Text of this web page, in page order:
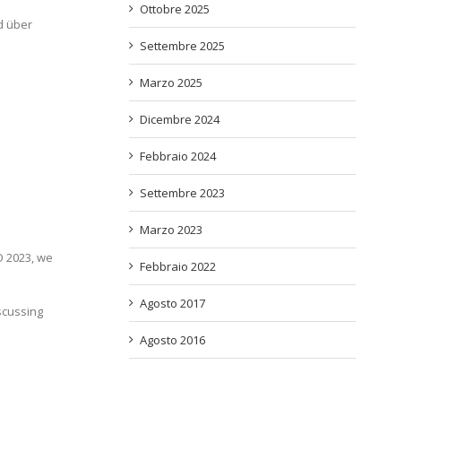
über
we
Ottobre 2025
Settembre 2025
Marzo 2025
Dicembre 2024
Febbraio 2024
Settembre 2023
Marzo 2023
Febbraio 2022
Agosto 2017
Agosto 2016